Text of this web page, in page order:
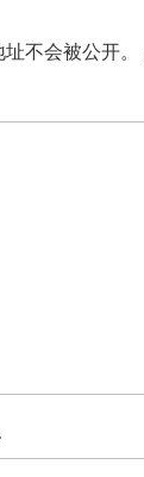
不会被公开。